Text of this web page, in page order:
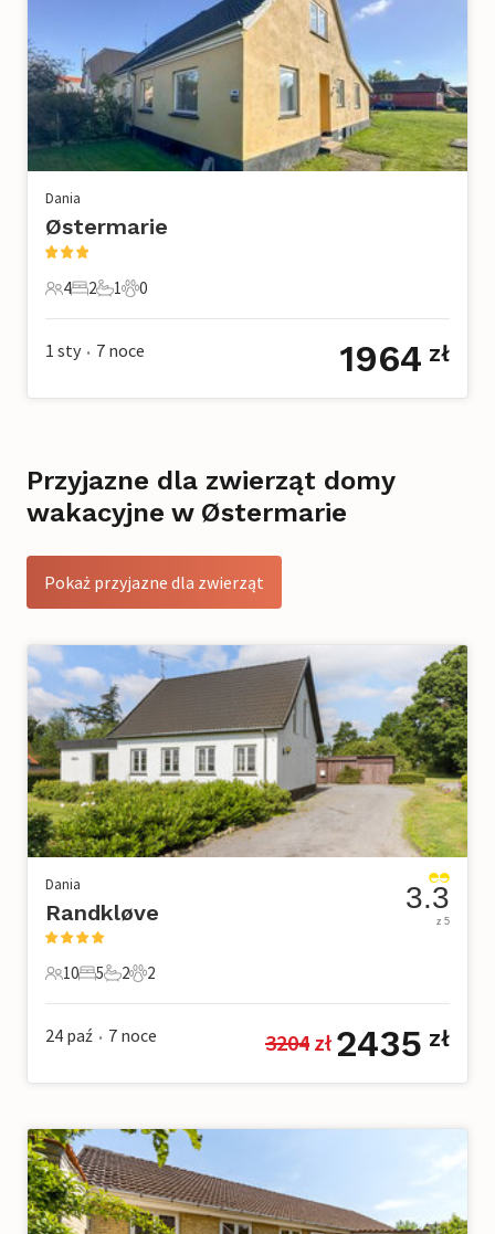
Dania
Østermarie
4 Goście
4
2 Sypialnie
2
1 Łazienka
1
0 Zwierzęta domowe
0
1 sty • 7 noce 1964 zł
Przyjazne dla zwierząt domy
wakacyjne w Østermarie
Pokaż przyjazne dla zwierząt
Dania
Randkløve
10 Goście
10
5 Sypialnie
5
2 Łazienki
2
2 Zwierzęta domowe
2
3.3
z 5
24 paź • 7 noce 3204 zł 2435 zł